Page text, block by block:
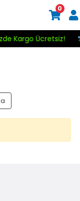
Kargo Ücretsiz!
0